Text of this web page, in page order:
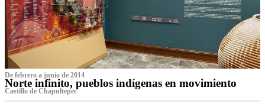
De febrero a junio de 2014
Norte infinito, pueblos indígenas en movimiento
Castillo de Chapultepec